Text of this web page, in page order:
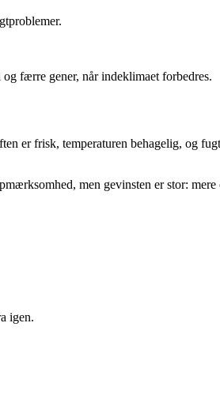
færre gener, når indeklimaet forbedres.
er frisk, temperaturen behagelig, og
men gevinsten er stor:
igen.